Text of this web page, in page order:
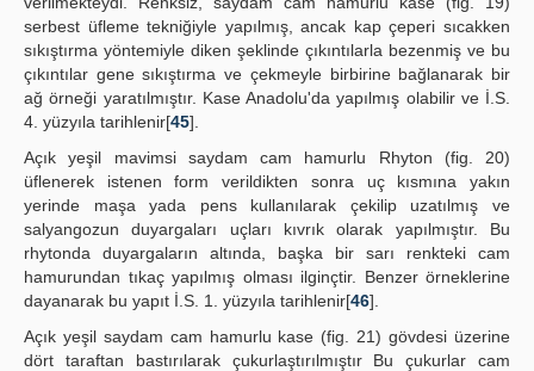
serbest üfleme tekniğiyle yapılmış, ancak kap çeperi sıcakken
sıkıştırma yöntemiyle diken şeklinde çıkıntılarla bezenmiş ve bu
çıkıntılar gene sıkıştırma ve çekmeyle birbirine bağlanarak bir
ağ örneği yaratılmıştır. Kase Anadolu'da yapılmış olabilir ve İ.S.
4. yüzyıla tarihlenir[45].
Açık yeşil mavimsi saydam cam hamurlu Rhyton (fig. 20)
üflenerek istenen form verildikten sonra uç kısmına yakın
yerinde maşa yada pens kullanılarak çekilip uzatılmış ve
salyangozun duyargaları uçları kıvrık olarak yapılmıştır. Bu
rhytonda duyargaların altında, başka bir sarı renkteki cam
hamurundan tıkaç yapılmış olması ilginçtir. Benzer örneklerine
dayanarak bu yapıt İ.S. 1. yüzyıla tarihlenir[46].
Açık yeşil saydam cam hamurlu kase (fig. 21) gövdesi üzerine
dört taraftan bastırılarak çukurlaştırılmıştır Bu çukurlar cam